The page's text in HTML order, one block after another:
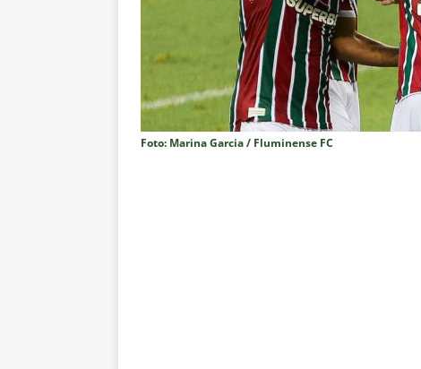
Estatísticas
DICAS DE APOSTAS
[ 6 de agosto de 2026 ] Após
demissão de Zubeldía
NOTÍCIAS
[ 6 de agosto de 2026 ]
John
atacante
NOTÍCIAS
Foto: Marina Garcia / Fluminense FC